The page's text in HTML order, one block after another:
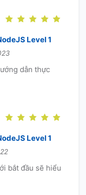
Level 1
dẫn thực
Level 1
bắt đầu sẽ hiểu